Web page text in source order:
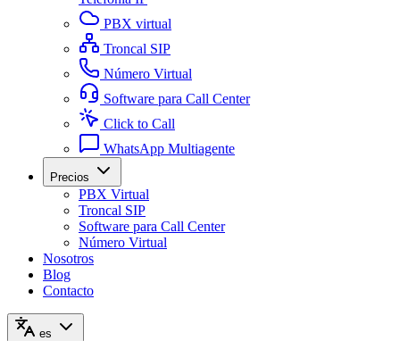
PBX virtual
Troncal SIP
Número Virtual
Software para Call Center
Click to Call
WhatsApp Multiagente
Precios
PBX Virtual
Troncal SIP
Software para Call Center
Número Virtual
Nosotros
Blog
Contacto
es